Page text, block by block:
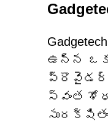
ఉన్న ఒక
స్వంత